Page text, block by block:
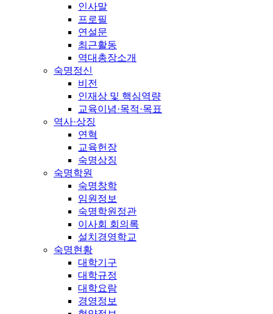
인사말
프로필
연설문
최근활동
역대총장소개
숙명정신
비전
인재상 및 핵심역량
교육이념·목적·목표
역사·상징
연혁
교육헌장
숙명상징
숙명학원
숙명창학
임원정보
숙명학원정관
이사회 회의록
설치경영학교
숙명현황
대학기구
대학규정
대학요람
경영정보